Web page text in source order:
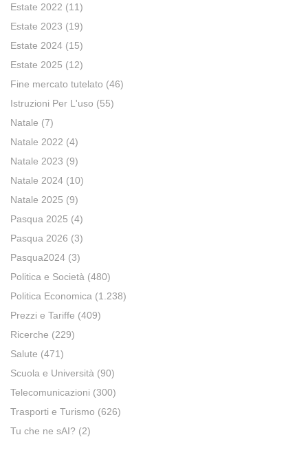
Estate 2022 (11)
Estate 2023 (19)
Estate 2024 (15)
Estate 2025 (12)
Fine mercato tutelato (46)
Istruzioni Per L'uso (55)
Natale (7)
Natale 2022 (4)
Natale 2023 (9)
Natale 2024 (10)
Natale 2025 (9)
Pasqua 2025 (4)
Pasqua 2026 (3)
Pasqua2024 (3)
Politica e Società (480)
Politica Economica (1.238)
Prezzi e Tariffe (409)
Ricerche (229)
Salute (471)
Scuola e Università (90)
Telecomunicazioni (300)
Trasporti e Turismo (626)
Tu che ne sAI? (2)